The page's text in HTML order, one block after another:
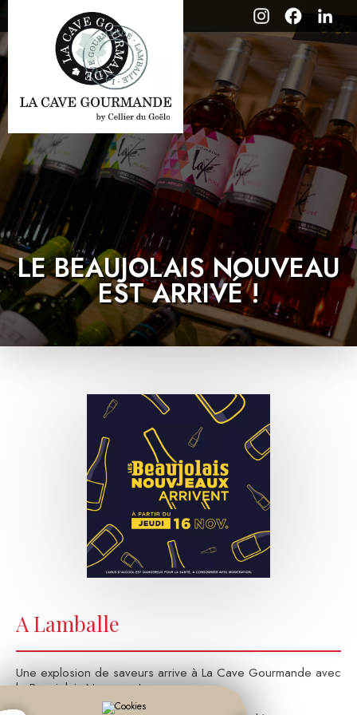
LE BEAUJOLAIS NOUVEAU
EST ARRIVÉ !
A Lamballe
Une explosion de saveurs arrive à La Cave Gourmande avec
le Beaujolais Nouveau !